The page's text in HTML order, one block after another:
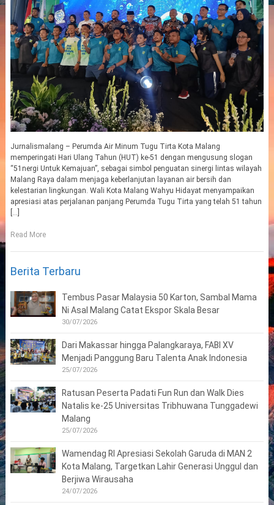
Jurnalismalang – Perumda Air Minum Tugu Tirta Kota Malang
memperingati Hari Ulang Tahun (HUT) ke-51 dengan mengusung slogan
“51nergi Untuk Kemajuan”, sebagai simbol penguatan sinergi lintas wilayah
Malang Raya dalam menjaga keberlanjutan layanan air bersih dan
kelestarian lingkungan. Wali Kota Malang Wahyu Hidayat menyampaikan
apresiasi atas perjalanan panjang Perumda Tugu Tirta yang telah 51 tahun
[…]
Read More
Berita Terbaru
Tembus Pasar Malaysia 50 Karton, Sambal Mama
Ni Asal Malang Catat Ekspor Skala Besar
30/07/2026
Dari Makassar hingga Palangkaraya, FABI XV
Menjadi Panggung Baru Talenta Anak Indonesia
25/07/2026
Ratusan Peserta Padati Fun Run dan Walk Dies
Natalis ke-25 Universitas Tribhuwana Tunggadewi
Malang
25/07/2026
Wamendag RI Apresiasi Sekolah Garuda di MAN 2
Kota Malang, Targetkan Lahir Generasi Unggul dan
Berjiwa Wirausaha
24/07/2026